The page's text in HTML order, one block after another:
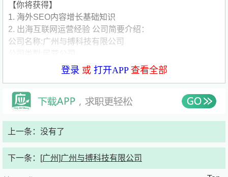
【你将获得】
1. 海外SEO内容增长基础知识
2. 出海互联网运营经验 公司简要介绍：
公司名称:广州与搏科技有限公司
公司规模:50-150人
2019 年，我们是专注海外市场移动互联网APP研发及推广
的公司，公司面向全球移动互联网市场，为世界各地的用户
APP产品，产品目前拥有千万级DAU，累计用户过亿，在
团队核心成员背景为互联网大厂有丰富的经验和资源，团队
登录 或 打开APP查看全部
上一条：没有了
下一条： [广州]广州与搏科技有限公司